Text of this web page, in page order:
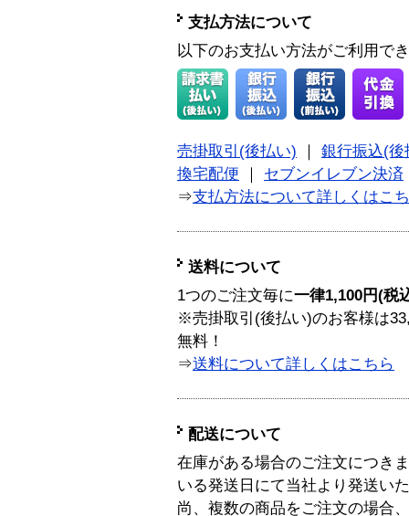
支払方法について
以下のお支払い方法がご利用で
売掛取引(後払い)
銀行振込(後
換宅配便
セブンイレブン決済
⇒支払方法について詳しくはこ
送料について
1つのご注文毎に一律1,100円(税
※売掛取引(後払い)のお客様は
無料！
⇒送料について詳しくはこちら
配送について
在庫がある場合のご注文につき
いる発送日にて当社より発送い
尚、複数の商品をご注文の場合